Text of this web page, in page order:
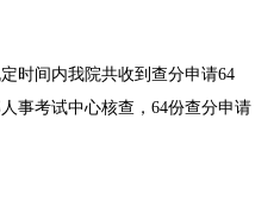
时间内我院共收到查分申请64
事考试中心核查，64份查分申请